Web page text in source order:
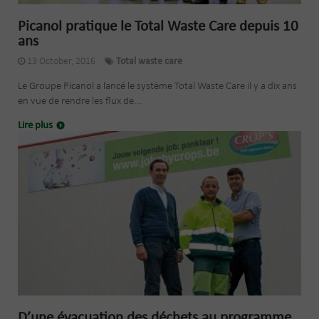
Picanol pratique le Total Waste Care depuis 10
ans
13 October, 2016 Total waste care
Le Groupe Picanol a lancé le système Total Waste Care il y a dix ans
en vue de rendre les flux de...
Lire plus